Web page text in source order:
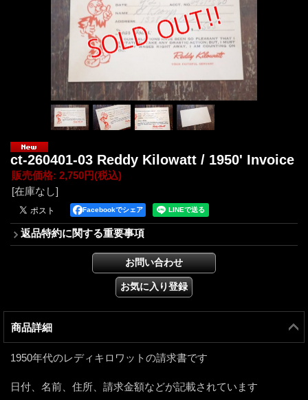
ct-260401-03 Reddy Kilowatt / 1950' Invoice
販売価格: 2,750円(税込)
[在庫なし]
Facebookでシェア
返品特約に関する重要事項
商品詳細
1950年代のレディキロワットの請求書です
日付、名前、住所、請求金額などが記載されています